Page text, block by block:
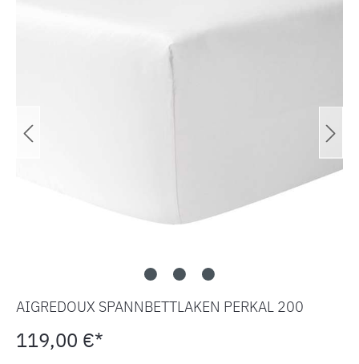
AIGREDOUX SPANNBETTLAKEN PERKAL 200
119,00 €*